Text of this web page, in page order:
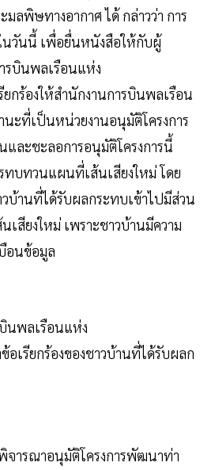
มลพิษทางอากาศ ได้ กล่าวว่า การ
นวันนี้ เพื่อยื่นหนังสือให้กับผู้
รบินพลเรือนแห่ง
กร้องให้สำนักงานการบินพลเรือน
นะที่เป็นหน่วยงานอนุมัติโครงการ
ละชะลอการอนุมัติโครงการนี้
ทบทวนแผนที่เส้นเสียงใหม่ โดย
บ้านที่ได้รับผลกระทบเข้าไปมีส่วน
เสียงใหม่ เพราะชาวบ้านมีความ
อนข้อมูล
นพลเรือนแห่ง
เรียกร้องของชาวบ้านที่ได้รับผลก
จารณาอนุมัติโครงการพัฒนาท่า